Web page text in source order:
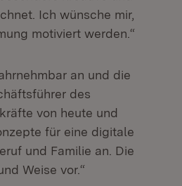
Ich wünsche mir,
motiviert werden.“
an und die
des
von heute und
für eine digitale
und Familie an. Die
Weise vor.“